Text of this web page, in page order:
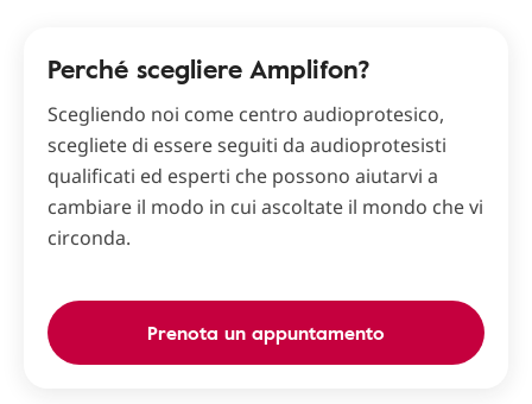
Perché scegliere Amplifon?
Scegliendo noi come centro audioprotesico,
scegliete di essere seguiti da audioprotesisti
qualificati ed esperti che possono aiutarvi a
cambiare il modo in cui ascoltate il mondo che vi
circonda.
Prenota un appuntamento